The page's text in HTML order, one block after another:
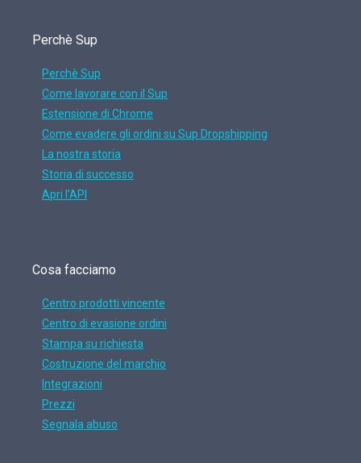
Perchè Sup
Perchè Sup
Come lavorare con il Sup
Estensione di Chrome
Come evadere gli ordini su Sup Dropshipping
La nostra storia
Storia di successo
Apri l'API
Cosa facciamo
Centro prodotti vincente
Centro di evasione ordini
Stampa su richiesta
Costruzione del marchio
Integrazioni
Prezzi
Segnala abuso